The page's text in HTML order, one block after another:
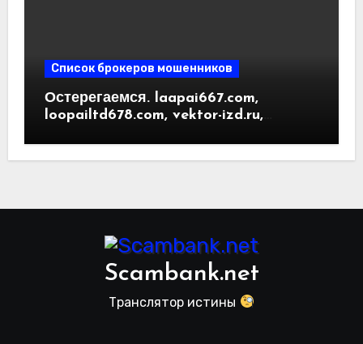
Список брокеров мошенников
Остерегаемся. laapai667.com,
loopailtd678.com, vektor-izd.ru,
видом инвест проектов. Отзывы
Scambank.net
Транслятор истины